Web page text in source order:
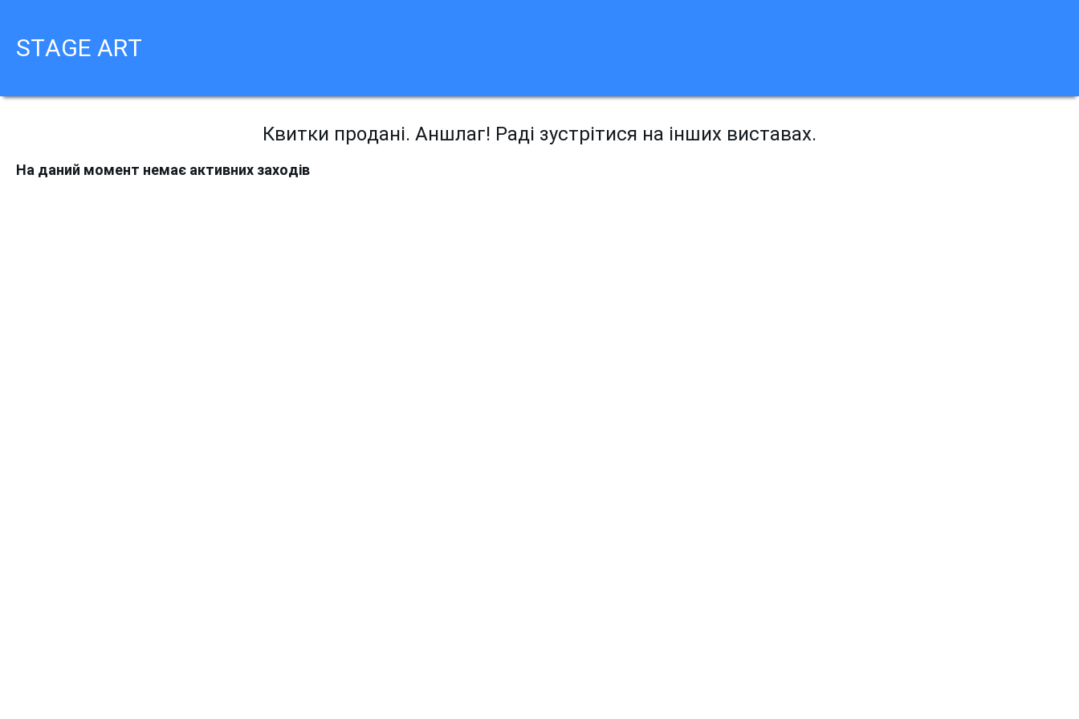
STAGE ART
Квитки продані. Аншлаг! Раді зустрітися на інших виставах.
На даний момент немає активних заходів